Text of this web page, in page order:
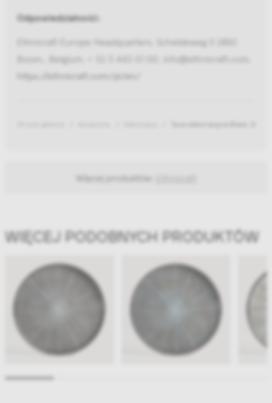
Odpowiedzialność:
Ethnicraft Europe Headquarters, Scheldeweg 5 2850
Boom,, Belgium, + 32 3 443 01 00, info@ethnicraft.com,
https://ethnicraft.com/pl/en/
Więcej produktów:
WIĘCEJ PODOBNYCH PRODUKTÓW